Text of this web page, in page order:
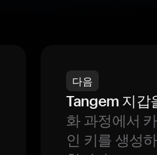
다음
Tangem 지갑
화 과정에서
인 키를 생성